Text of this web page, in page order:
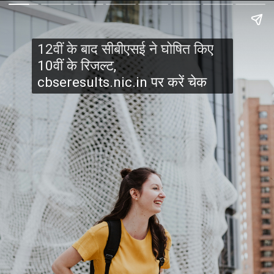
12वीं के बाद सीबीएसई ने घोषित किए
10वीं के रिजल्ट,
cbseresults.nic.in पर करें चेक